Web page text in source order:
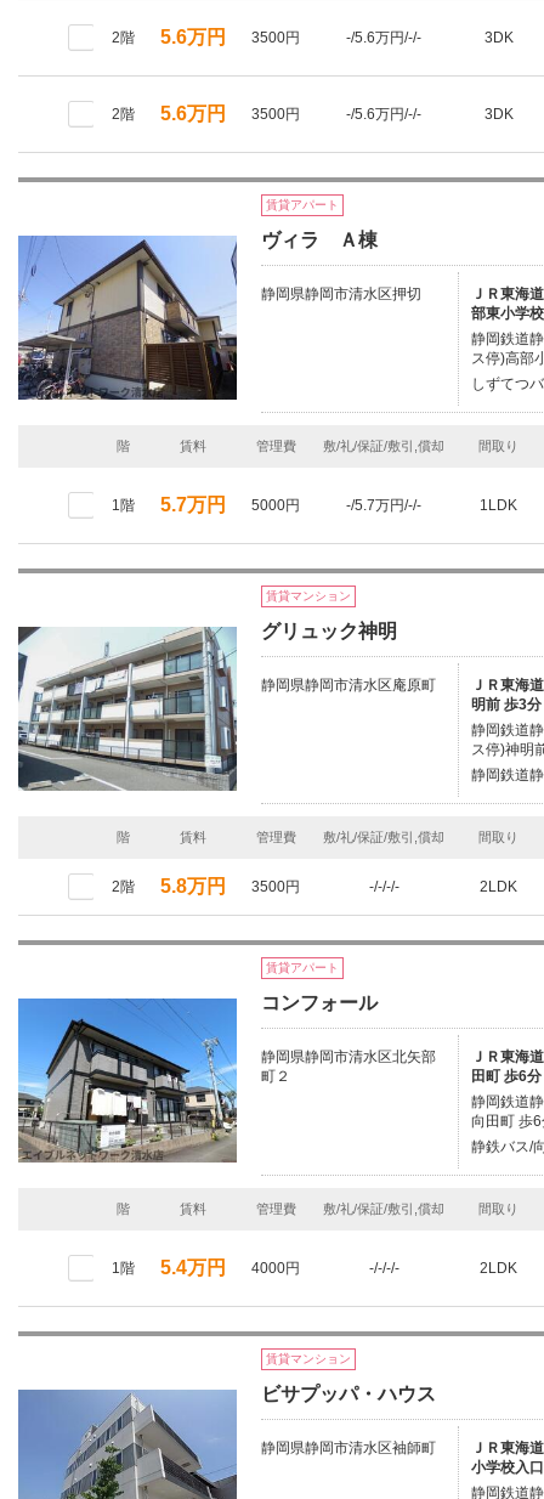
2階 5.6万円 3500円 -/5.6万円/-/- 3DK
2階 5.6万円 3500円 -/5.6万円/-/- 3DK
賃貸アパート
ヴィラ Ａ棟
静岡県静岡市清水区押切
ＪＲ東海
部東小学
静岡鉄道
ス停)高部
しずてつ
階 賃料 管理費 敷/礼/保証/敷引,償却 間取り
1階 5.7万円 5000円 -/5.7万円/-/- 1LDK
賃貸マンション
グリュック神明
静岡県静岡市清水区庵原町
ＪＲ東海
明前 歩3分
静岡鉄道
ス停)神明
静岡鉄道
階 賃料 管理費 敷/礼/保証/敷引,償却 間取り
2階 5.8万円 3500円 -/-/-/- 2LDK
賃貸アパート
コンフォール
静岡県静岡市清水区北矢部
町２
ＪＲ東海
田町 歩6分
静岡鉄道
向田町 歩
静鉄バス/
階 賃料 管理費 敷/礼/保証/敷引,償却 間取り
1階 5.4万円 4000円 -/-/-/- 2LDK
賃貸マンション
ビサプッパ・ハウス
静岡県静岡市清水区袖師町
ＪＲ東海
小学校入
静岡鉄道